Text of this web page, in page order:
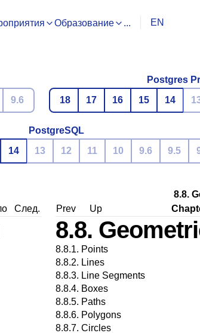
Образование ... EN
9.6
Postgres
18
17 16 15 14
PostgreSQL
14 13 12 11 10 9.6 9.5
След.
8.8.
Prev
Up
8.8.
8.8.1. Points
8.8.2. Lines
8.8.3. Line Segments
8.8.4. Boxes
8.8.5. Paths
8.8.6. Polygons
8.8.7. Circles